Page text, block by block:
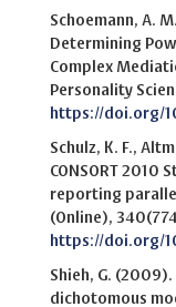
Schoemann, A.
Determining
Complex
Personality
https://doi.org/
Schulz, K. F.,
CONSORT
reporting
(Online),
https://doi.org/
Shieh, G.
dichotomous